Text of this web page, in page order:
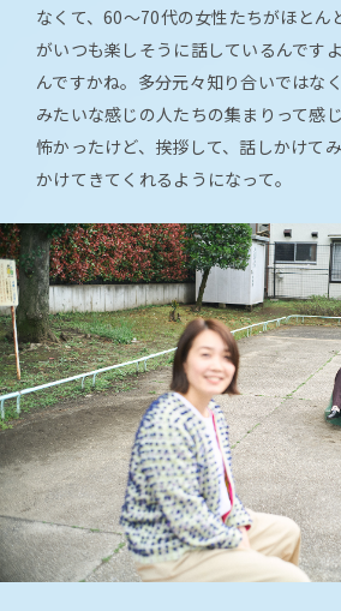
なくて、60～70代の女性たちがほとん
がいつも楽しそうに話しているんです
んですかね。多分元々知り合いではな
みたいな感じの人たちの集まりって感
怖かったけど、挨拶して、話しかけて
かけてきてくれるようになって。